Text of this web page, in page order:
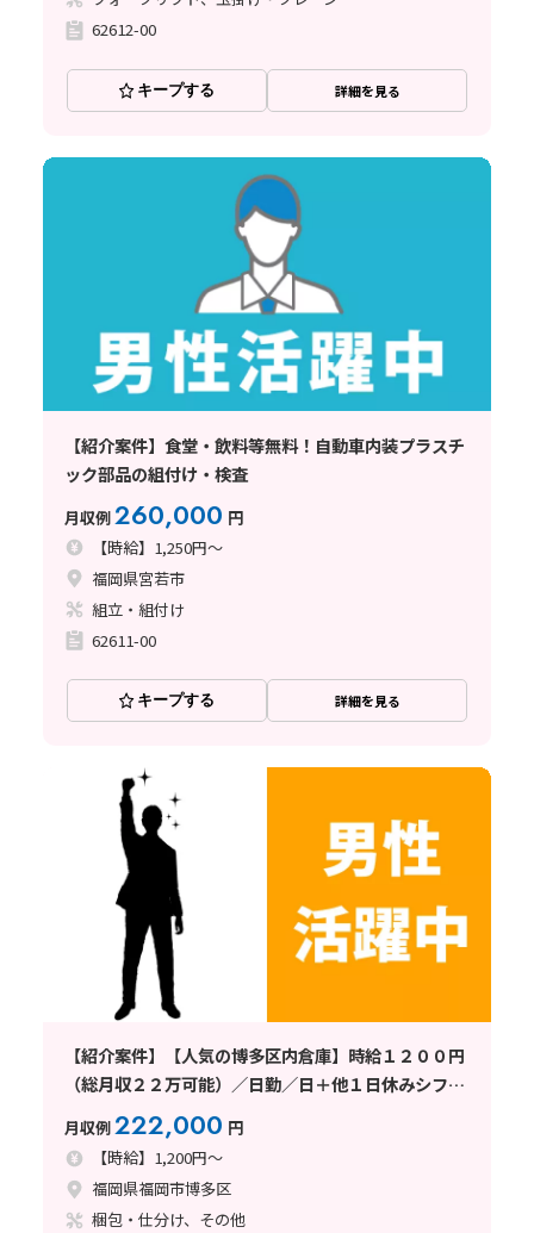
62612-00
キープする 詳細を見る
【紹介案件】食堂・飲料等無料！自動車内装プラスチ
ック部品の組付け・検査
月収例260,000 円
【時給】1,250円～
福岡県宮若市
組立・組付け
62611-00
キープする 詳細を見る
【紹介案件】【人気の博多区内倉庫】時給１２００円
（総月収２２万可能）／日勤／日＋他１日休みシフト
／未経験者活躍中
月収例222,000 円
【時給】1,200円～
福岡県福岡市博多区
梱包・仕分け、その他